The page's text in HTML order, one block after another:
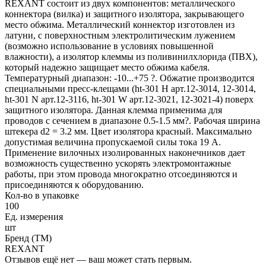
REXANT состоит из двух компонентов: металлического
коннектора (вилка) и защитного изолятора, закрывающего
место обжима. Металлический коннектор изготовлен из
латуни, с поверхностным электролитическим лужением
(возможно использование в условиях повышенной
влажности), а изолятор клеммы из поливинилхлорида (ПВХ),
который надежно защищает место обжима кабеля.
Температурный диапазон: -10...+75 ?. Обжатие производится
специальными пресс-клещами (ht-301 H арт.12-3014, 12-3014,
ht-301 N арт.12-3116, ht-301 W арт.12-3021, 12-3021-4) поверх
защитного изолятора. Данная клемма применима для
проводов с сечением в диапазоне 0.5-1.5 мм?. Рабочая ширина
штекера d2 = 3.2 мм. Цвет изолятора красный. Максимально
допустимая величина пропускаемой силы тока 19 А.
Применение вилочных изолированных наконечников дает
возможность существенно ускорять электромонтажные
работы, при этом провода многократно отсоединяются и
присоединяются к оборудованию.
Кол-во в упаковке
100
Ед. измерения
шт
Бренд (ТМ)
REXANT
Отзывов ещё нет — ваш может стать первым.